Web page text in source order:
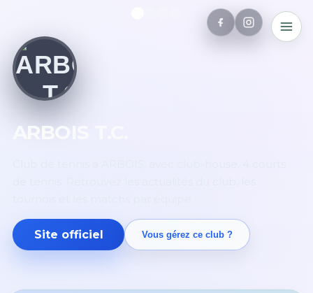
ARBOIS T.C.
Site officiel Vous gérez ce club ?